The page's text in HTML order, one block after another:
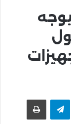
Telegramاطبعها